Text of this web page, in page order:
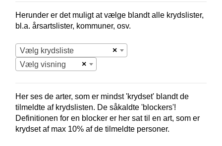
Herunder er det muligt at vælge blandt alle krydslister,
bl.a. årsartslister, kommuner, osv.
×
Vælg krydsliste
×
Vælg visning
Her ses de arter, som er mindst 'krydset' blandt de
tilmeldte af krydslisten. De såkaldte 'blockers'!
Definitionen for en blocker er her sat til en art, som er
krydset af max 10% af de tilmeldte personer.